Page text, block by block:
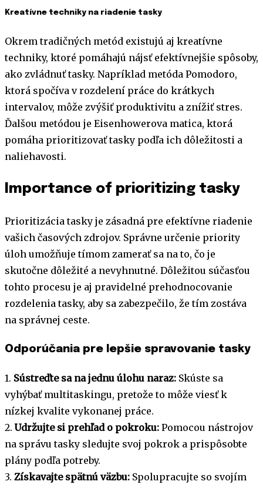
Kreatívne techniky na riadenie tasky
Okrem tradičných metód existujú aj kreatívne
techniky, ktoré pomáhajú nájsť efektívnejšie spôsoby,
ako zvládnuť tasky. Napríklad metóda Pomodoro,
ktorá spočíva v rozdelení práce do krátkych
intervalov, môže zvýšiť produktivitu a znížiť stres.
Ďalšou metódou je Eisenhowerova matica, ktorá
pomáha prioritizovať tasky podľa ich dôležitosti a
naliehavosti.
Importance of prioritizing tasky
Prioritizácia tasky je zásadná pre efektívne riadenie
vašich časových zdrojov. Správne určenie priority
úloh umožňuje tímom zamerať sa na to, čo je
skutočne dôležité a nevyhnutné. Dôležitou súčasťou
tohto procesu je aj pravidelné prehodnocovanie
rozdelenia tasky, aby sa zabezpečilo, že tím zostáva
na správnej ceste.
Odporúčania pre lepšie spravovanie tasky
1. Sústreďte sa na jednu úlohu naraz: Skúste sa
vyhýbať multitaskingu, pretože to môže viesť k
nízkej kvalite vykonanej práce.
2.Udržujte si prehľad o pokroku: Pomocou nástrojov
na správu tasky sledujte svoj pokrok a prispôsobte
plány podľa potreby.
3. Získavajte spätnú väzbu: Spolupracujte so svojím